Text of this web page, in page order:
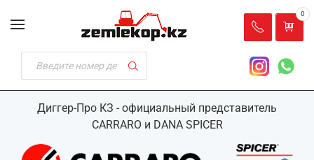
Диггер-Про КЗ - официальный представитель
CARRARO и DANA SPICER
0